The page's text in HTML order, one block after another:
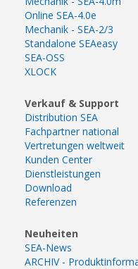
Online SEA-4.0e
Mechanik - SEA-2/3
Standalone SEAeasy
SEA-OSS
XLOCK
Verkauf & Support
Distribution SEA
Fachpartner national
Vertretungen weltweit
Kunden Center
Dienstleistungen
Download
Referenzen
Neuheiten
SEA-News
ARCHIV -